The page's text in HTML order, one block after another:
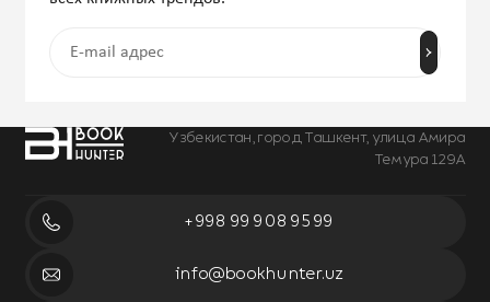
Узбекистан, город Ташкент, улица Амира
Темура 129А
+998 99 908 95 99
info@bookhunter.uz